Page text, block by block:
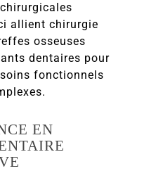
allient chirurgie
osseuses
dentaires pour
fonctionnels
EN